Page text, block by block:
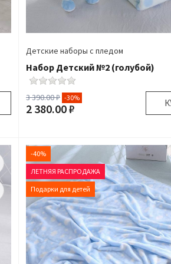
Детские наборы с пледом
Набор Детский №2 (голубой)
3 390.00 ₽ -30%
2 380.00 ₽
Комплектация:
Плед 1 шт
Ткань:
Доставка:
-40%
ЛЕТНЯЯ РАСПРОДАЖА
Подарки для детей